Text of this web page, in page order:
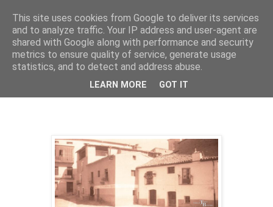
Plaza de santa Teresa
This site uses cookies from Google to deliver its services
and to analyze traffic. Your IP address and user-agent are
shared with Google along with performance and security
metrics to ensure quality of service, generate usage
statistics, and to detect and address abuse.
LEARN MORE GOT IT